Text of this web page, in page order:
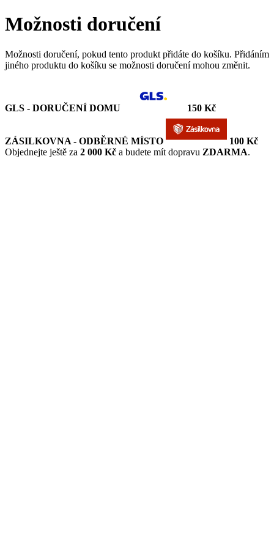
Možnosti doručení
Možnosti doručení, pokud tento produkt přidáte do košíku. Přidáním
jiného produktu do košíku se možnosti doručení mohou změnit.
GLS - DORUČENÍ DOMU 150 Kč
ZÁSILKOVNA - ODBĚRNÉ MÍSTO
100 Kč
Objednejte ještě za 2 000 Kč a budete mít dopravu ZDARMA.